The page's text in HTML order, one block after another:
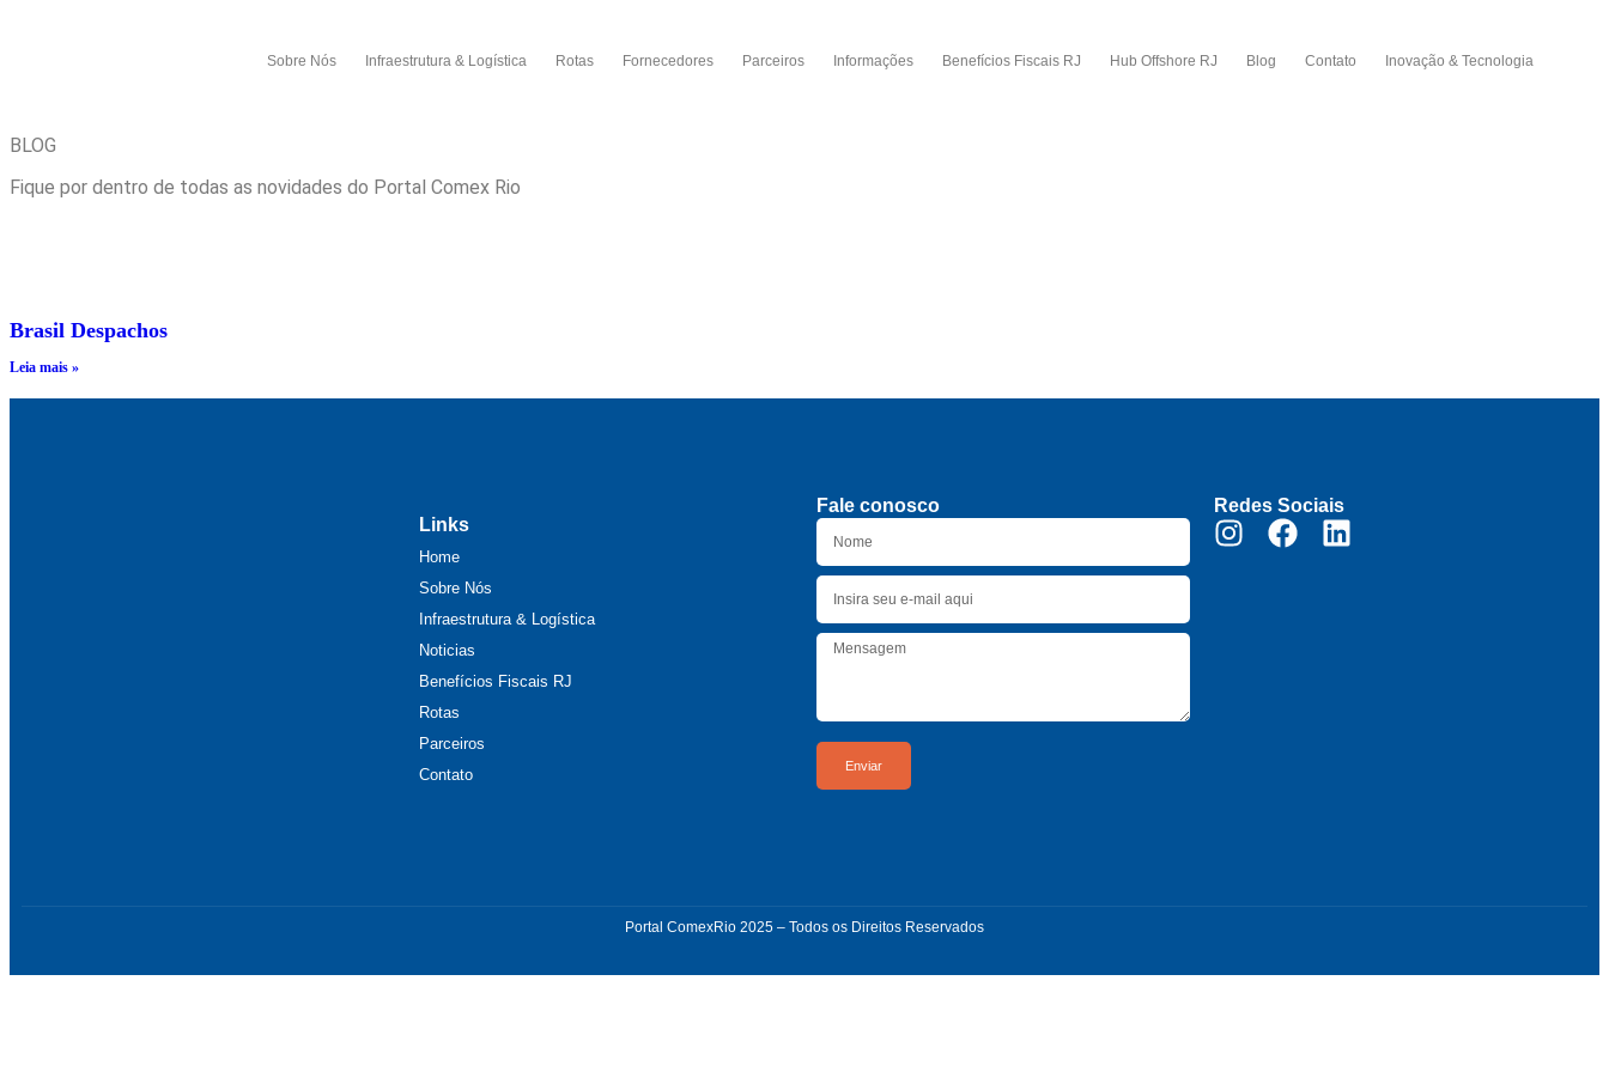
Sobre Nós Infraestrutura & Logística Rotas Fornecedores Parceiros Informações Benefícios Fiscais RJ Hub Offshore RJ Blog Contato Inovação & Tecnologia
BLOG
Fique por dentro de todas as novidades do Portal Comex Rio
Brasil Despachos
Leia mais »
Links
Home
Sobre Nós
Infraestrutura & Logística
Noticias
Benefícios Fiscais RJ
Rotas
Parceiros
Contato
Fale conosco
Enviar
Redes Sociais
Portal ComexRio 2025 – Todos os Direitos Reservados